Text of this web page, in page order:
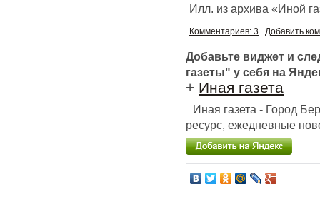
Илл. из архива «Иной
Комментариев: 3 Добавить
Добавьте виджет и
газеты" у себя на
+ Иная газета
Иная газета - Город
ресурс, ежедневные